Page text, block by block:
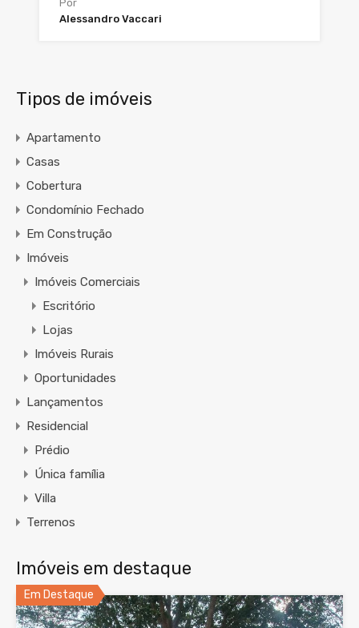
Por
Alessandro Vaccari
Tipos de imóveis
Apartamento
Casas
Cobertura
Condomínio Fechado
Em Construção
Imóveis
Imóveis Comerciais
Escritório
Lojas
Imóveis Rurais
Oportunidades
Lançamentos
Residencial
Prédio
Única família
Villa
Terrenos
Imóveis em destaque
Em Destaque